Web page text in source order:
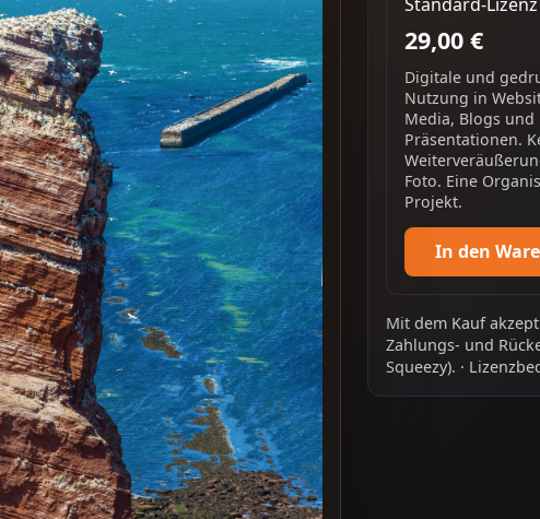
29,00 €
Digitale und
Nutzung in
Media, Blogs und
Präsentationen.
Foto. Eine
Projekt.
In den
Mit dem Kauf
Zahlungs- und
Squeezy). ·